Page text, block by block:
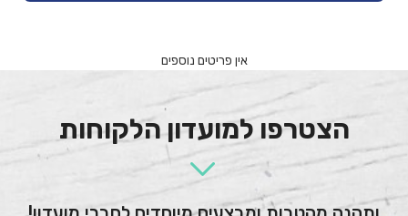
הצטרפו למועדון הלקוחות
ותהנה מהטבות ומבצעים מיוחדים לחברי מועדון!